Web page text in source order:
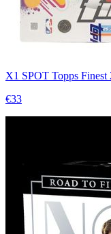
X1 SPOT Topps
€33